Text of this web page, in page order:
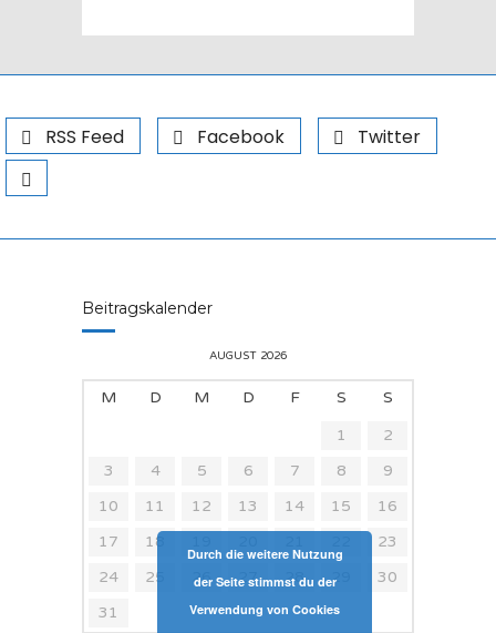
RSS Feed Facebook Twitter
Beitragskalender
AUGUST 2026
M D M D F S
S
1
2
3
4 5 6 7 8
9
10
11 12 13 14 15
16
17
18
23
24
25 26 27 28 29
30
31
Durch die weitere Nutzung
der Seite stimmst du der
Verwendung von Cookies